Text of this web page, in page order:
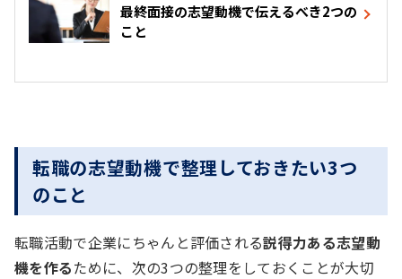
最終面接の志望動機で伝えるべき2つの
こと
転職の志望動機で整理しておきたい3つ
のこと
転職活動で企業にちゃんと評価される説得力ある志望動
機を作るために、次の3つの整理をしておくことが大切